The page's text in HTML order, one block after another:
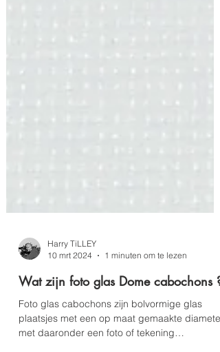
Harry TiLLEY
10 mrt 2024
1 minuten om te lezen
Wat zijn foto glas Dome cabochons ?